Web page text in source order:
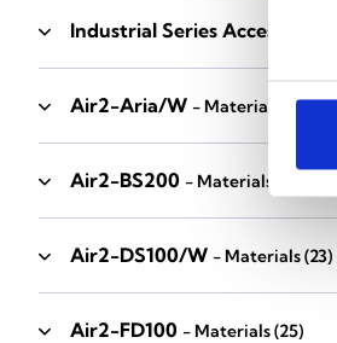
Industrial Series Accessories
Air2-Aria/W - Materials (23)
Air2-BS200 - Materials
Air2-DS100/W - Materials(23)
Air2-FD100 - Materials(25)